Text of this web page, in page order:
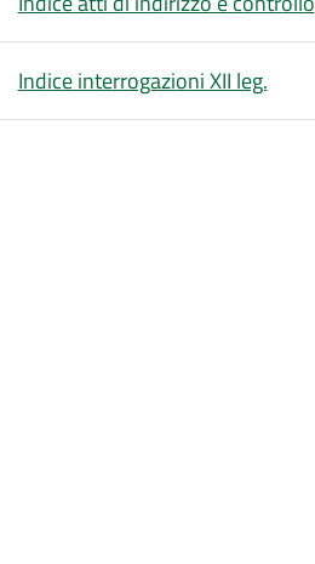
Indice interrogazioni XII leg.